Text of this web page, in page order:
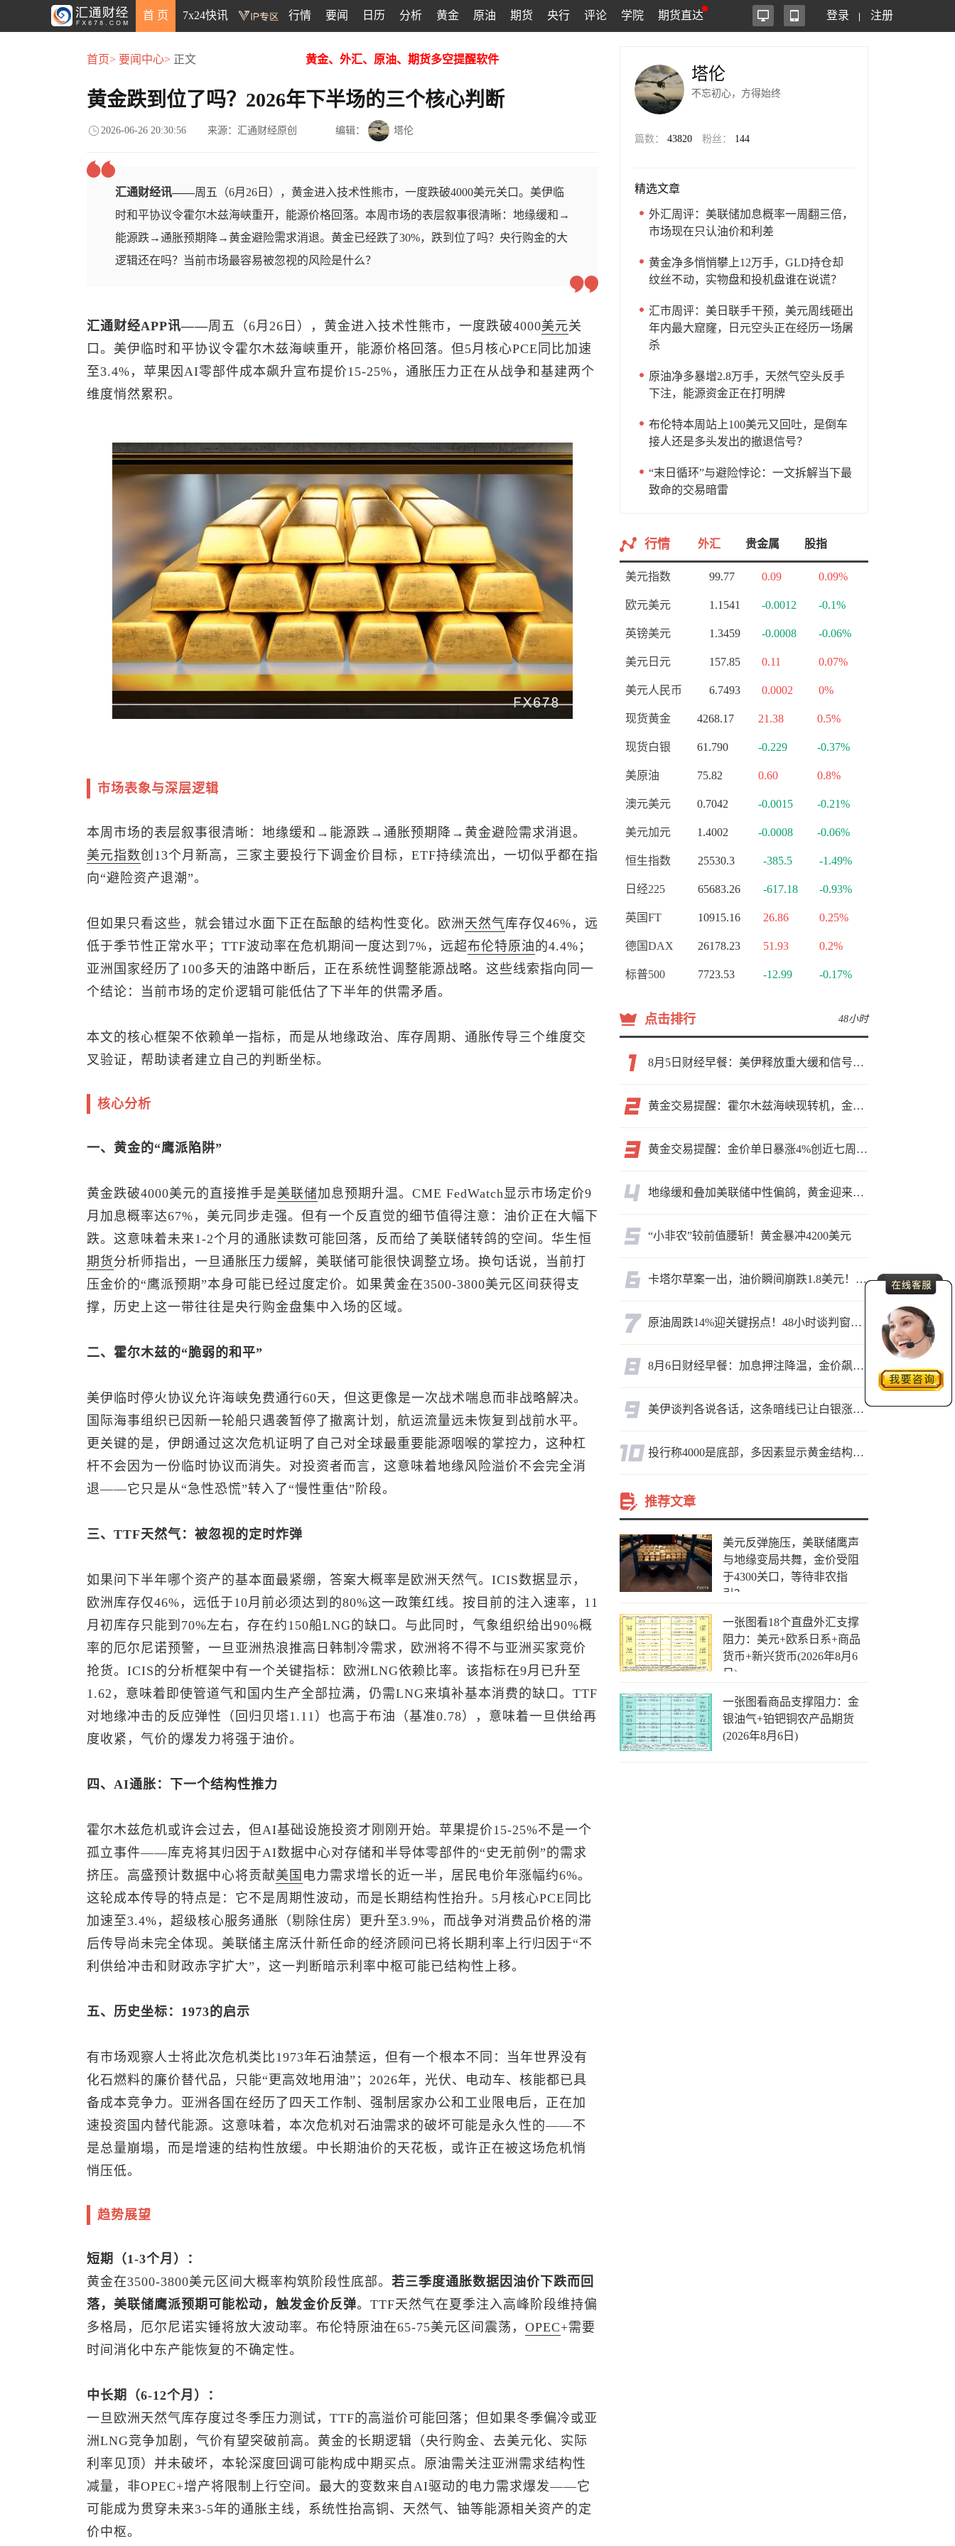
首 页 7x24快讯 行情 要闻 日历 分析 黄金 原油 期货 央行 评论 学院 期货直达 登录 注册
首页> 要闻中心> 正文 黄金、外汇、原油、期货多空提醒软件
黄金跌到位了吗？2026年下半场的三个核心判断
2026-06-26 20:30:56 来源：汇通财经原创 编辑： 塔伦
汇通财经讯——周五（6月26日），黄金进入技术性熊市，一度跌破4000美元关口。美伊临
时和平协议令霍尔木兹海峡重开，能源价格回落。本周市场的表层叙事很清晰：地缘缓和→
能源跌→通胀预期降→黄金避险需求消退。黄金已经跌了30%，跌到位了吗？央行购金的大
逻辑还在吗？当前市场最容易被忽视的风险是什么？
汇通财经APP讯——周五（6月26日），黄金进入技术性熊市，一度跌破4000美元关
口。美伊临时和平协议令霍尔木兹海峡重开，能源价格回落。但5月核心PCE同比加速
至3.4%，苹果因AI零部件成本飙升宣布提价15-25%，通胀压力正在从战争和基建两个
维度悄然累积。
市场表象与深层逻辑
本周市场的表层叙事很清晰：地缘缓和→能源跌→通胀预期降→黄金避险需求消退。
美元指数创13个月新高，三家主要投行下调金价目标，ETF持续流出，一切似乎都在指
向“避险资产退潮”。
但如果只看这些，就会错过水面下正在酝酿的结构性变化。欧洲 天然气库存仅46%，远
低于季节性正常水平；TTF波动率在危机期间一度达到7%，远超布伦特原油的4.4%；
亚洲国家经历了100多天的油路中断后，正在系统性调整能源战略。这些线索指向同一
个结论：当前市场的定价逻辑可能低估了下半年的供需矛盾。
本文的核心框架不依赖单一指标，而是从地缘政治、库存周期、通胀传导三个维度交
叉验证，帮助读者建立自己的判断坐标。
核心分析
一、黄金的“鹰派陷阱”
黄金跌破4000美元的直接推手是美联储加息预期升温。CME FedWatch显示市场定价9
月加息概率达67%，美元同步走强。但有一个反直觉的细节值得注意：油价正在大幅下
跌。这意味着未来1-2个月的通胀读数可能回落，反而给了美联储转鸽的空间。华生恒
期货分析师指出，一旦通胀压力缓解，美联储可能很快调整立场。换句话说，当前打
压金价的“鹰派预期”本身可能已经过度定价。如果黄金在3500-3800美元区间获得支
撑，历史上这一带往往是央行购金盘集中入场的区域。
二、霍尔木兹的“脆弱的和平”
美伊临时停火协议允许海峡免费通行60天，但这更像是一次战术喘息而非战略解决。
国际海事组织已因新一轮船只遇袭暂停了撤离计划，航运流量远未恢复到战前水平。
更关键的是，伊朗通过这次危机证明了自己对全球最重要能源咽喉的掌控力，这种杠
杆不会因为一份临时协议而消失。对投资者而言，这意味着地缘风险溢价不会完全消
退——它只是从“急性恐慌”转入了“慢性重估”阶段。
三、TTF天然气：被忽视的定时炸弹
如果问下半年哪个资产的基本面最紧绷，答案大概率是欧洲天然气。ICIS数据显示，
欧洲库存仅46%，远低于10月前必须达到的80%这一政策红线。按目前的注入速率，11
月初库存只能到70%左右，存在约150船LNG的缺口。与此同时，气象组织给出90%概
率的厄尔尼诺预警，一旦亚洲热浪推高日韩制冷需求，欧洲将不得不与亚洲买家竞价
抢货。ICIS的分析框架中有一个关键指标：欧洲LNG依赖比率。该指标在9月已升至
1.62，意味着即使管道气和国内生产全部拉满，仍需LNG来填补基本消费的缺口。TTF
对地缘冲击的反应弹性（回归贝塔1.11）也高于布油（基准0.78），意味着一旦供给再
度收紧，气价的爆发力将强于油价。
四、AI通胀：下一个结构性推力
霍尔木兹危机或许会过去，但AI基础设施投资才刚刚开始。苹果提价15-25%不是一个
孤立事件——库克将其归因于AI数据中心对存储和半导体零部件的“史无前例”的需求
挤压。高盛预计数据中心将贡献美国 电力需求增长的近一半，居民电价年涨幅约6%。
这轮成本传导的特点是：它不是周期性波动，而是长期结构性抬升。5月核心PCE同比
加速至3.4%，超级核心服务通胀（剔除住房）更升至3.9%，而战争对消费品价格的滞
后传导尚未完全体现。美联储主席沃什新任命的经济顾问已将长期利率上行归因于“不
利供给冲击和财政赤字扩大”，这一判断暗示利率中枢可能已结构性上移。
五、历史坐标：1973的启示
有市场观察人士将此次危机类比1973年石油禁运，但有一个根本不同：当年世界没有
化石燃料的廉价替代品，只能“更高效地用油”；2026年，光伏、电动车、核能都已具
备成本竞争力。亚洲各国在经历了四天工作制、强制居家办公和工业限电后，正在加
速投资国内替代能源。这意味着，本次危机对石油需求的破坏可能是永久性的——不
是总量崩塌，而是增速的结构性放缓。中长期油价的天花板，或许正在被这场危机悄
悄压低。
趋势展望
短期（1-3个月）：
黄金在3500-3800美元区间大概率构筑阶段性底部。 若三季度通胀数据因油价下跌而回
落，美联储鹰派预期可能松动，触发金价反弹。TTF天然气在夏季注入高峰阶段维持偏
多格局，厄尔尼诺实锤将放大波动率。 布伦特原油在65-75美元区间震荡， OPEC+需要
时间消化中东产能恢复的不确定性。
中长期（6-12个月）：
一旦欧洲天然气库存度过冬季压力测试，TTF的高溢价可能回落；但如果冬季偏冷或亚
洲LNG竞争加剧，气价有望突破前高。黄金的长期逻辑（央行购金、去美元化、实际
利率见顶）并未破坏，本轮深度回调可能构成中期买点。原油需关注亚洲需求结构性
减量，非OPEC+增产将限制上行空间。最大的变数来自AI驱动的电力需求爆发——它
可能成为贯穿未来3-5年的通胀主线，系统性抬高铜、天然气、铀等能源相关资产的定
价中枢。
塔伦
不忘初心，方得始终
篇数： 43820 粉丝： 144
精选文章
外汇周评：美联储加息概率一周翻三倍，
市场现在只认油价和利差
黄金净多悄悄攀上12万手，GLD持仓却
纹丝不动，实物盘和投机盘谁在说谎？
汇市周评：美日联手干预，美元周线砸出
年内最大窟窿，日元空头正在经历一场屠
杀
原油净多暴增2.8万手，天然气空头反手
下注，能源资金正在打明牌
布伦特本周站上100美元又回吐，是倒车
接人还是多头发出的撤退信号？
“末日循环”与避险悖论：一文拆解当下最
致命的交易暗雷
行情 外汇 贵金属 股指
美元指数 99.77 0.09 0.09%
欧元美元 1.1541 -0.0012 -0.1%
英镑美元 1.3459 -0.0008 -0.06%
美元日元 157.85 0.11 0.07%
美元人民币 6.7493 0.0002 0%
现货黄金 4268.17 21.38 0.5%
现货白银 61.790 -0.229 -0.37%
美原油 75.82 0.60 0.8%
澳元美元 0.7042 -0.0015 -0.21%
美元加元 1.4002 -0.0008 -0.06%
恒生指数 25530.3 -385.5 -1.49%
日经225 65683.26 -617.18 -0.93%
英国FT 10915.16 26.86 0.25%
德国DAX 26178.23 51.93 0.2%
标普500 7723.53 -12.99 -0.17%
点击排行 48小时
8月5日财经早餐：美伊释放重大缓和信号，现货黄金高位持稳，美油重挫超6%
黄金交易提醒：霍尔木兹海峡现转机，金价小幅反弹，能否借就业数据再上新台阶？
黄金交易提醒：金价单日暴涨4%创近七周新高，加息预期降温叠加霍尔木兹“暂停信号”，牛市重启了？
地缘缓和叠加美联储中性偏鸽，黄金迎来上行窗口
“小非农”较前值腰斩！黄金暴冲4200美元
卡塔尔草案一出，油价瞬间崩跌1.8美元！海峡真要通了？
原油周跌14%迎关键拐点！48小时谈判窗口，暗藏行情变数
8月6日财经早餐：加息押注降温，金价飙升至近两个月高位，地缘缓和预期，美油75关口拉锯
美伊谈判各说各话，这条暗线已让白银涨疯了
投行称4000是底部，多因素显示黄金结构性机会显现
推荐文章
美元反弹施压，美联储鹰声
与地缘变局共舞，金价受阻
于4300关口，等待非农指
引？
一张图看18个直盘外汇支撑
阻力：美元+欧系日系+商品
货币+新兴货币(2026年8月6
日)
一张图看商品支撑阻力：金
银油气+铂钯铜农产品期货
(2026年8月6日)